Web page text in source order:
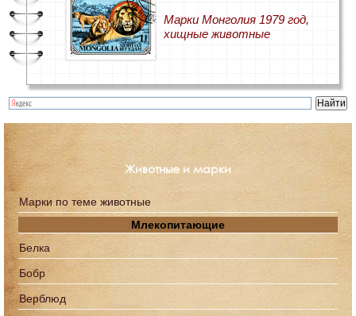
Марки Монголия 1979 год,
хищные животные
Животные и марки
Марки по теме животные
Млекопитающие
Белка
Бобр
Верблюд